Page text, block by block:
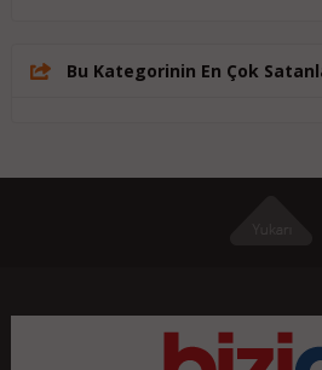
Bu Kategorinin En Çok